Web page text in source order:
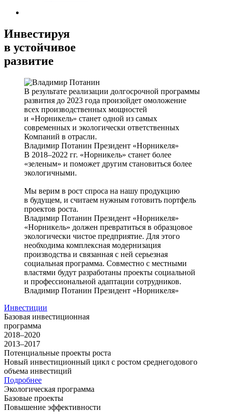
Инвестируя
в устойчивое
развитие
В результате реализации долгосрочной программы
развития до 2023 года произойдет омоложение
всех производственных мощностей
и «Норникель» станет одной из самых
современных и экологически ответственных
Компаний в отрасли.
Владимир Потанин Президент «Норникеля»
В 2018–2022 гг. «Норникель» станет более
«зеленым» и поможет другим становиться более
экологичными.
Мы верим в рост спроса на нашу продукцию
в будущем, и считаем нужным готовить портфель
проектов роста.
Владимир Потанин Президент «Норникеля»
«Норникель» должен превратиться в образцовое
экологически чистое предприятие. Для этого
необходима комплексная модернизация
производства и связанная с ней серьезная
социальная программа. Совместно с местными
властями будут разработаны проекты социальной
и профессиональной адаптации сотрудников.
Владимир Потанин Президент «Норникеля»
Инвестиции
Базовая инвестиционная
программа
2018–2020
2013–2017
Потенциальные проекты роста
Новый инвестиционный цикл с ростом среднегодового
объема инвестиций
Подробнее
Экологическая программа
Базовые проекты
Повышение эффективности